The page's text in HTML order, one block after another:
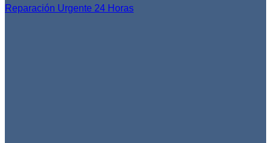
Reparación Urgente 24 Horas